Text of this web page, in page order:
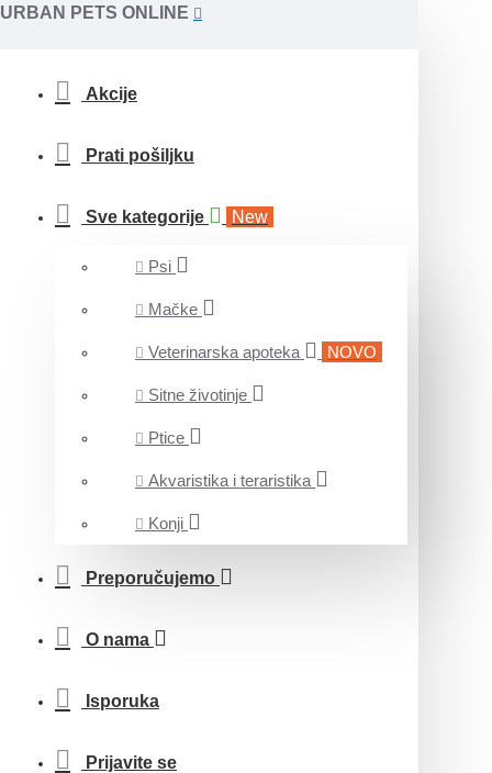
URBAN PETS ONLINE
Akcije
Prati pošiljku
Sve kategorije New
Psi
Mačke
Veterinarska apoteka NOVO
Sitne životinje
Ptice
Akvaristika i teraristika
Konji
Preporučujemo
O nama
Isporuka
Prijavite se